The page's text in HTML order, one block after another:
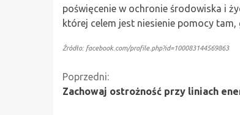
poświęcenie w ochronie środowiska i
której celem jest niesienie pomocy
Źródło: facebook.com/profile.php?id=100083144569863
Kontynuuj
czytanie
Poprzedni:
Zachowaj ostrożność przy liniach